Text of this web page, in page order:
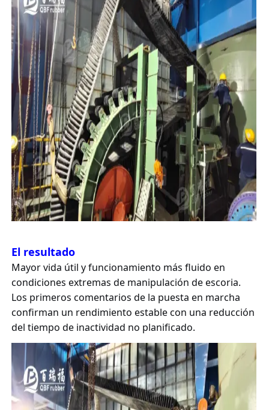
El resultado
Mayor vida útil y funcionamiento más fluido en
condiciones extremas de manipulación de escoria.
Los primeros comentarios de la puesta en marcha
confirman un rendimiento estable con una reducción
del tiempo de inactividad no planificado.